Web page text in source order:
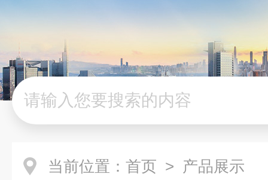
当前位置： 首页 > 产品展示